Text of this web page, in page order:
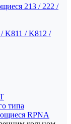
213 / 222 /
K811 / K812 /
типа
RPNA